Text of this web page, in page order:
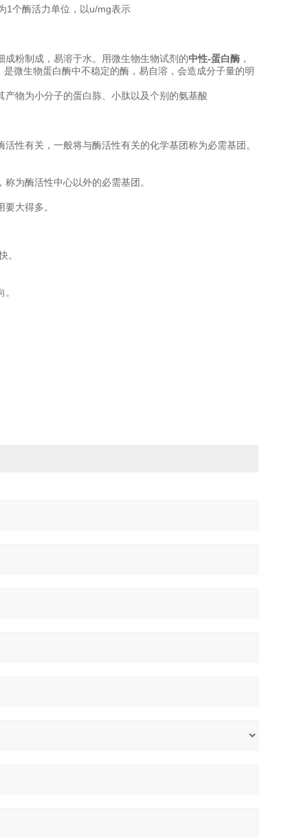
1个酶活力单位，以u/mg表示
粉制成，易溶于水。用微生物生物试剂的中性-蛋白酶 ，
微生物蛋白酶中不稳定的酶，易自溶，会造成分子量的明
物为小分子的蛋白胨、小肽以及个别的氨基酸
性有关，一般将与酶活性有关的化学基团称为必需基团。
为酶活性中心以外的必需基团。
大得多。
。